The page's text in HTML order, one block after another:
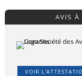
AVIS À
VOIR